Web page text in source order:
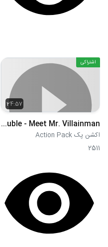
24:57
اشتراکی
S01E06 - Trophy Trouble - Meet Mr. Villainman
اکشن پک Action Pack
2511